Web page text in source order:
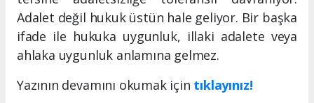
Adalet değil hukuk üstün hale geliyor. Bir başka
ifade ile hukuka uygunluk, illaki adalete veya
ahlaka uygunluk anlamına gelmez.
Yazının devamını okumak için tıklayınız!